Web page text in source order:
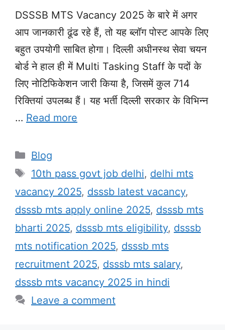
DSSSB MTS Vacancy 2025 के बारे में अगर
आप जानकारी ढूंढ रहे हैं, तो यह ब्लॉग पोस्ट आपके लिए
बहुत उपयोगी साबित होगा। दिल्ली अधीनस्थ सेवा चयन
बोर्ड ने हाल ही में Multi Tasking Staff के पदों के
लिए नोटिफिकेशन जारी किया है, जिसमें कुल 714
रिक्तियां उपलब्ध हैं। यह भर्ती दिल्ली सरकार के विभिन्न
… Read more
Categories
Blog
Tags
10th pass govt job delhi, delhi mts
vacancy 2025, dsssb latest vacancy,
dsssb mts apply online 2025, dsssb mts
bharti 2025, dsssb mts eligibility, dsssb
mts notification 2025, dsssb mts
recruitment 2025, dsssb mts salary,
dsssb mts vacancy 2025 in hindi
Leave a comment